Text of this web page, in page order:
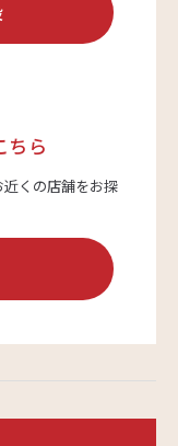
ちら
近くの店舗をお探